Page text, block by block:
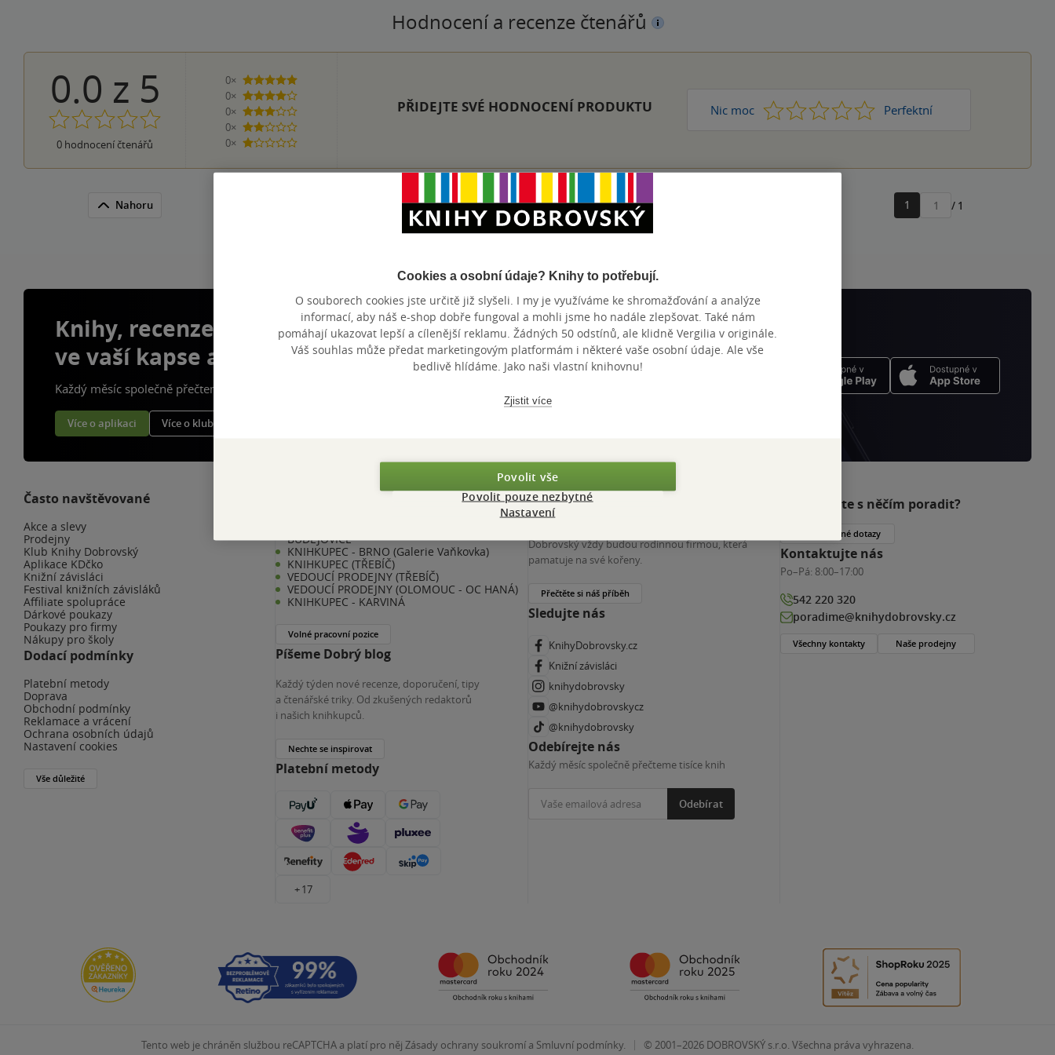
Hodnocení a recenze čtenářů
0.0 z 5
0 hodnocení čtenářů
0×
5 hvězdiček
0×
4 hvězdičky
0×
3 hvězdičky
0×
2 hvězdičky
0×
1 hvezdička
PŘIDEJTE SVÉ HODNOCENÍ PRODUKTU Nic moc 1 2 3 4 Perfektní
5
Nahoru
Zobrazeno 20 z 20
1
Přejít
/ 1
Knihy, recenze a klubové výhody
ve vaší kapse a naší appce KDčko
Každý měsíc společně přečteme tisíce knih
Více o aplikaci Více o klubu
Často navštěvované
Akce a slevy
Prodejny
Klub Knihy Dobrovský
Aplikace KDčko
Knižní závisláci
Festival knižních závisláků
Affiliate spolupráce
Dárkové poukazy
Poukazy pro firmy
Nákupy pro školy
Dodací podmínky
Platební metody
Doprava
Obchodní podmínky
Reklamace a vrácení
Ochrana osobních údajů
Nastavení cookies
Vše důležité
BUDĚJOVICE
KNIHKUPEC - BRNO (Galerie Vaňkovka)
KNIHKUPEC (TŘEBÍČ)
VEDOUCÍ PRODEJNY (TŘEBÍČ)
VEDOUCÍ PRODEJNY (OLOMOUC - OC HANÁ)
KNIHKUPEC - KARVINÁ
Volné pracovní pozice
Píšeme Dobrý blog
Každý týden nové recenze, doporučení, tipy
a čtenářské triky. Od zkušených redaktorů
i našich knihkupců.
Nechte se inspirovat
Platební metody
+ 17
Více o nás
Dobrovský vždy budou rodinnou firmou, která
pamatuje na své kořeny.
Přečtěte si náš příběh
Sledujte nás
KnihyDobrovsky.cz
Knižní závisláci
knihydobrovsky
@knihydobrovskycz
@knihydobrovsky
Odebírejte nás
Každý měsíc společně přečteme tisíce knih
Odebírat
Potřebujete s něčím poradit?
Často kladené dotazy
Kontaktujte nás
Po–Pá: 8:00–17:00
542 220 320
poradime@knihydobrovsky.cz
Všechny kontakty Naše prodejny
Tento web je chráněn službou reCAPTCHA a platí pro něj Zásady ochrany soukromí a Smluvní podmínky. | © 2001–2026 DOBROVSKÝ s.r.o. Všechna práva vyhrazena.
Cookies a osobní údaje? Knihy to potřebují.
O souborech cookies jste určitě již slyšeli. I my je využíváme ke shromažďování a analýze
informací, aby náš e-shop dobře fungoval a mohli jsme ho nadále zlepšovat. Také nám
pomáhají ukazovat lepší a cílenější reklamu. Žádných 50 odstínů, ale klidně Vergilia v originále.
Váš souhlas může předat marketingovým platformám i některé vaše osobní údaje. Ale vše
bedlivě hlídáme. Jako naši vlastní knihovnu!
Zjistit více
Povolit vše
Povolit pouze nezbytné
Nastavení